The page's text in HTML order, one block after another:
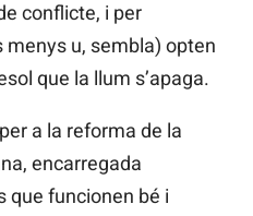
conflicte, i per
menys u, sembla) opten
que la llum s’apaga.
a la reforma de la
encarregada
que funcionen bé i